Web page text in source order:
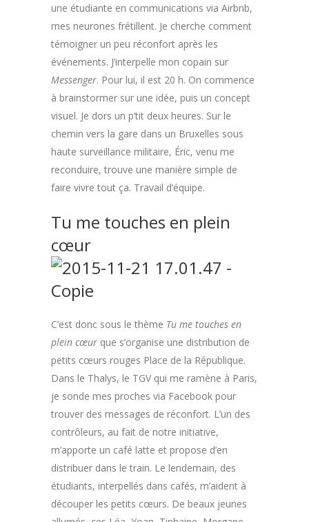
une étudiante en communications via Airbnb,
mes neurones frétillent. Je cherche comment
témoigner un peu réconfort après les
événements. J’interpelle mon copain sur
Messenger. Pour lui, il est 20 h. On commence
à brainstormer sur une idée, puis un concept
visuel. Je dors un p’tit deux heures. Sur le
chemin vers la gare dans un Bruxelles sous
haute surveillance militaire, Éric, venu me
reconduire, trouve une manière simple de
faire vivre tout ça. Travail d’équipe.
Tu me touches en plein
cœur
C’est donc sous le thème Tu me touches en
plein cœur que s’organise une distribution de
petits cœurs rouges Place de la République.
Dans le Thalys, le TGV qui me ramène à Paris,
je sonde mes proches via Facebook pour
trouver des messages de réconfort. L’un des
contrôleurs, au fait de notre initiative,
m’apporte un café latte et propose d’en
distribuer dans le train. Le lendemain, des
étudiants, interpellés dans cafés, m’aident à
découper les petits cœurs. De beaux jeunes